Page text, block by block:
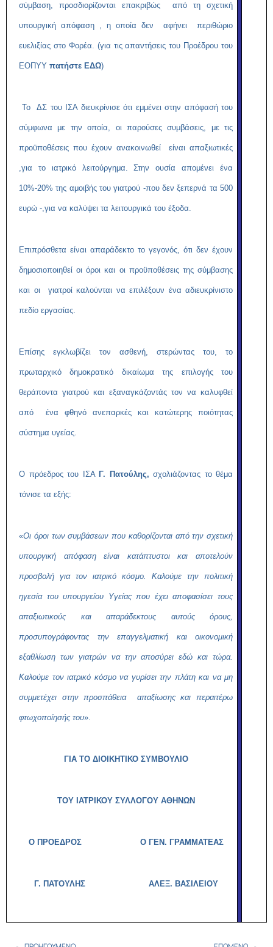
σύμβαση, προσδιορίζονται επακριβώς από τη σχετική
υπουργική απόφαση , η οποία δεν αφήνει περιθώριο
ευελιξίας στο Φορέα. (για τις απαντήσεις του Προέδρου του
ΕΟΠΥΥ πατήστε ΕΔΩ)
Το ΔΣ του ΙΣΑ διευκρίνισε ότι εμμένει στην απόφασή του
σύμφωνα με την οποία, οι παρούσες συμβάσεις, με τις
προϋποθέσεις που έχουν ανακοινωθεί είναι απαξιωτικές
,για το ιατρικό λειτούργημα. Στην ουσία απομένει ένα
10%-20% της αμοιβής του γιατρού -που δεν ξεπερνά τα 500
ευρώ -,για να καλύψει τα λειτουργικά του έξοδα.
Επιπρόσθετα είναι απαράδεκτο το γεγονός, ότι δεν έχουν
δημοσιοποιηθεί οι όροι και οι προϋποθέσεις της σύμβασης
και οι γιατροί καλούνται να επιλέξουν ένα αδιευκρίνιστο
πεδίο εργασίας.
Επίσης εγκλωβίζει τον ασθενή, στερώντας του, το
πρωταρχικό δημοκρατικό δικαίωμα της επιλογής του
θεράποντα γιατρού και εξαναγκάζοντάς τον να καλυφθεί
από ένα φθηνό ανεπαρκές και κατώτερης ποιότητας
σύστημα υγείας.
Ο πρόεδρος του ΙΣΑ Γ. Πατούλης, σχολιάζοντας το θέμα
τόνισε τα εξής:
«Οι όροι των συμβάσεων που καθορίζονται από την σχετική
υπουργική απόφαση είναι κατάπτυστοι και αποτελούν
προσβολή για τον ιατρικό κόσμο. Καλούμε την πολιτική
ηγεσία του υπουργείου Υγείας που έχει αποφασίσει τους
απαξιωτικούς και απαράδεκτους αυτούς όρους,
προσυπογράφοντας την επαγγελματική και οικονομική
εξαθλίωση των γιατρών να την αποσύρει εδώ και τώρα.
Καλούμε τον ιατρικό κόσμο να γυρίσει την πλάτη και να μη
συμμετέχει στην προσπάθεια απαξίωσης και περαιτέρω
φτωχοποίησής του».
ΓΙΑ ΤΟ ΔΙΟΙΚΗΤΙΚΟ ΣΥΜΒΟΥΛΙΟ
ΤΟΥ ΙΑΤΡΙΚΟΥ ΣΥΛΛΟΓΟΥ ΑΘΗΝΩΝ
Ο ΠΡΟΕΔΡΟΣ Ο ΓΕΝ. ΓΡΑΜΜΑΤΕΑΣ
Γ. ΠΑΤΟΥΛΗΣ ΑΛΕΞ. ΒΑΣΙΛΕΙΟΥ